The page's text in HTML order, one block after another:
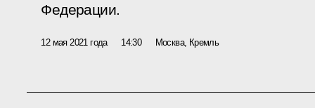
Федерации.
12 мая 2021 года 14:30 Москва, Кремль